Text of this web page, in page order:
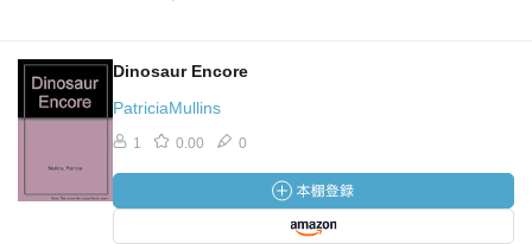
Dinosaur Encore
PatriciaMullins
1 0.00 0